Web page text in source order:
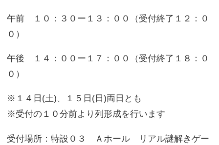
午前 １０：３０ー１３：００（受付終了１２：０
０）
午後 １４：００ー１７：００（受付終了１８：０
０）
※１４日(土)、１５日(日)両日とも
※受付の１０分前より列形成を行います
受付場所：特設０３ Ａホール リアル謎解きゲー